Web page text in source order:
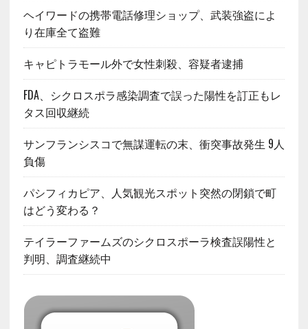
ヘイワードの携帯電話修理ショップ、武装強盗によ
り在庫全て盗難
キャピトラモール外で女性刺殺、容疑者逮捕
FDA、シクロスポラ感染調査で誤った陽性を訂正もレ
タス回収継続
サンフランシスコで無謀運転の末、衝突事故発生 9人
負傷
パシフィカピア、人気観光スポット突然の閉鎖で町
はどう変わる？
テイラーファームズのシクロスポーラ検査誤陽性と
判明、調査継続中